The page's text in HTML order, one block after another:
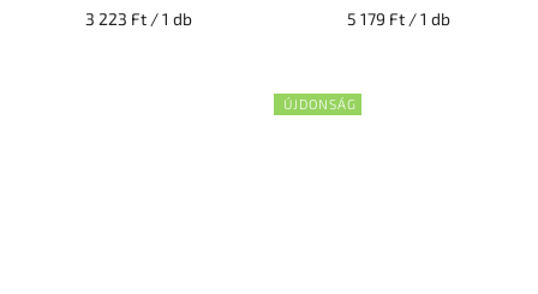
3 223 Ft / 1 db
5 179 Ft / 1 db
ÚJDONSÁG